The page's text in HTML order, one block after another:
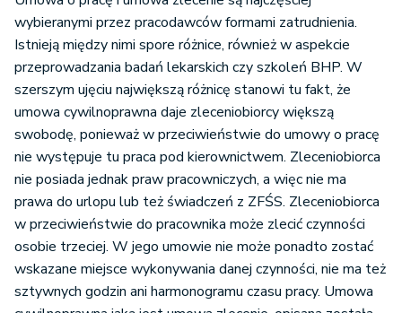
wybieranymi przez pracodawców formami zatrudnienia.
Istnieją między nimi spore różnice, również w aspekcie
przeprowadzania badań lekarskich czy szkoleń BHP. W
szerszym ujęciu największą różnicę stanowi tu fakt, że
umowa cywilnoprawna daje zleceniobiorcy większą
swobodę, ponieważ w przeciwieństwie do umowy o pracę
nie występuje tu praca pod kierownictwem. Zleceniobiorca
nie posiada jednak praw pracowniczych, a więc nie ma
prawa do urlopu lub też świadczeń z ZFŚS. Zleceniobiorca
w przeciwieństwie do pracownika może zlecić czynności
osobie trzeciej. W jego umowie nie może ponadto zostać
wskazane miejsce wykonywania danej czynności, nie ma też
sztywnych godzin ani harmonogramu czasu pracy. Umowa